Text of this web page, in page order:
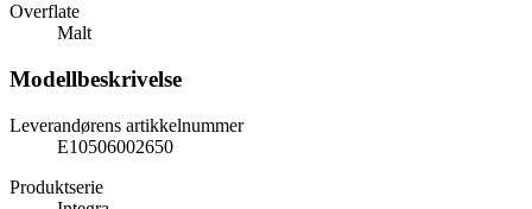
Overflate
Malt
Modellbeskrivelse
Leverandørens artikkelnummer
E10506002650
Produktserie